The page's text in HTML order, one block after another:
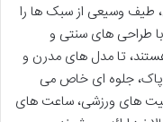
طیف وسیعی از سبک ها را
طراحی های سنتی و
تا مدل های مدرن و
پاک، جلوه ای خاص می
های ورزشی، ساعت های